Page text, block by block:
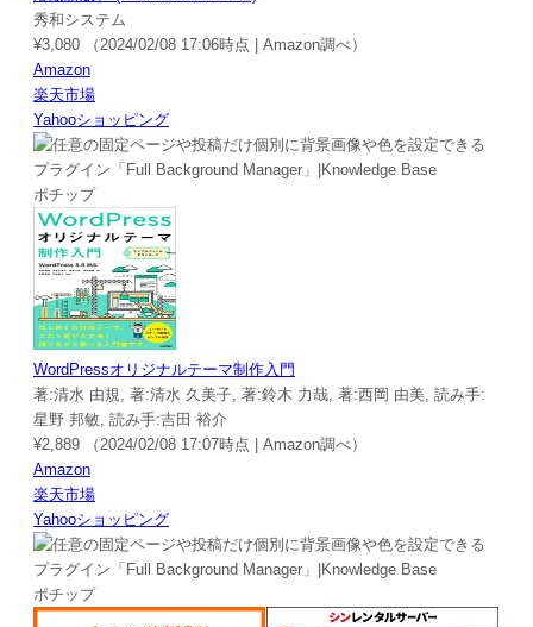
秀和システム
¥3,080
（2024/02/08 17:06時点 | Amazon調べ）
Amazon
楽天市場
Yahooショッピング
ポチップ
WordPressオリジナルテーマ制作入門
著:清水 由規, 著:清水 久美子, 著:鈴木 力哉, 著:西岡 由美, 読み手:
星野 邦敏, 読み手:吉田 裕介
¥2,889
（2024/02/08 17:07時点 | Amazon調べ）
Amazon
楽天市場
Yahooショッピング
ポチップ